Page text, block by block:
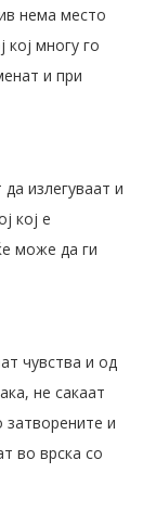
нема место
многу го
и при
излегуваат и
кој е
може да ги
чувства и од
не сакаат
затворените и
во врска со